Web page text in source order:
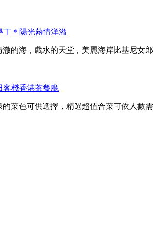
丁＊陽光熱情洋溢
澈的海，戲水的天堂，美麗海岸比基尼女
客棧香港茶餐廳
的菜色可供選擇，精選超值合菜可依人數